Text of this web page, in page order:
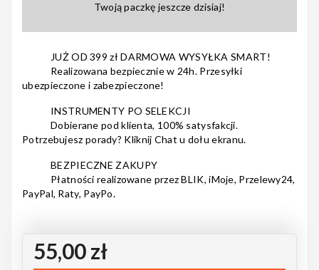
Kursy/Szkolenia
Prezenty
Rainbow
Notes
Twoją paczkę jeszcze dzisiaj!
JUŻ OD 399 zł DARMOWA WYSYŁKA SMART!
Realizowana bezpiecznie w 24h. Przesyłki
ubezpieczone i zabezpieczone!
INSTRUMENTY PO SELEKCJI
Dobierane pod klienta, 100% satysfakcji.
Potrzebujesz porady? Kliknij Chat u dołu ekranu.
BEZPIECZNE ZAKUPY
Płatności realizowane przez BLIK, iMoje, Przelewy24,
PayPal, Raty, PayPo.
55,00 zł